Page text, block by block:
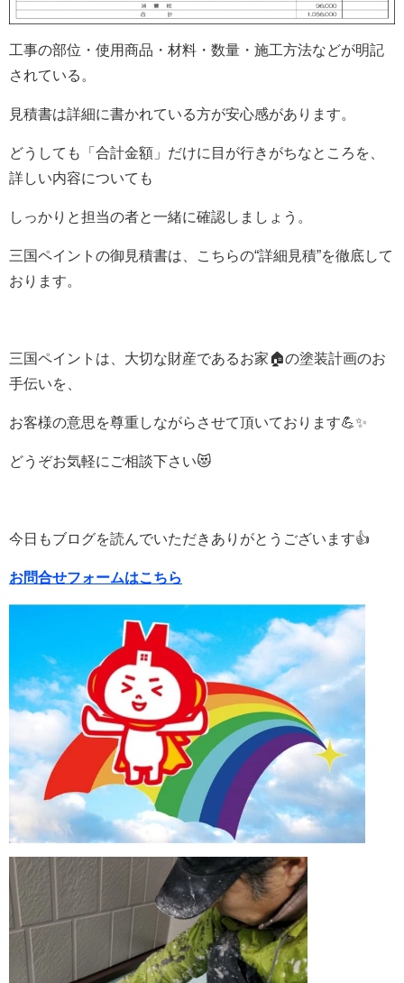
工事の部位・使用商品・材料・数量・施工方法などが明記
されている。
見積書は詳細に書かれている方が安心感があります。
どうしても「合計金額」だけに目が行きがちなところを、
詳しい内容についても
しっかりと担当の者と一緒に確認しましょう。
三国ペイントの御見積書は、こちらの“詳細見積”を徹底して
おります。
三国ペイントは、大切な財産であるお家🏠の塗装計画のお
手伝いを、
お客様の意思を尊重しながらさせて頂いております💪✨
どうぞお気軽にご相談下さい😻
今日もブログを読んでいただきありがとうございます👍
お問合せフォームはこちら